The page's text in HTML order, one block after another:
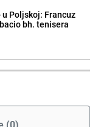
Poljskoj: Francuz
bh. tenisera